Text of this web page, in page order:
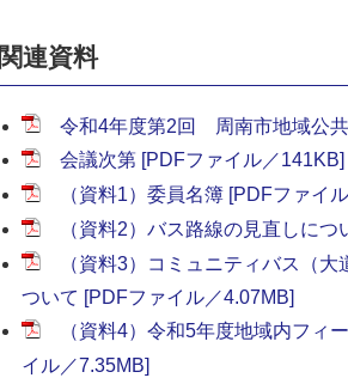
関連資料
令和4年度第2回 周南市地域公
会議次第 [PDFファイル／141KB]
（資料1）委員名簿 [PDFファイ
（資料2）バス路線の見直しに
（資料3）コミュニティバス（
ついて [PDFファイル／4.07MB]
（資料4）令和5年度地域内フィ
イル／7.35MB]